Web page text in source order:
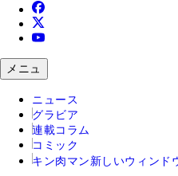
メニュ
ニュース
グラビア
連載コラム
コミック
キン肉マン 新しいウィンド